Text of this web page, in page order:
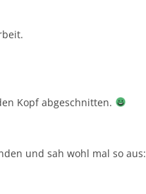
Kopf abgeschnitten.
und sah wohl mal so aus: